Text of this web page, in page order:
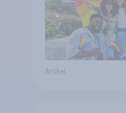
Artikel